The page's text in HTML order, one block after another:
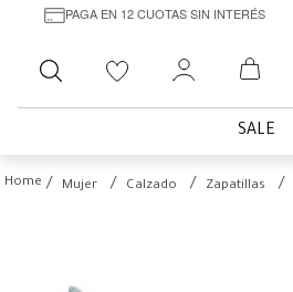
PAGA EN 12 CUOTAS SIN INTERÉS
Buscar
SALE
Mujer Calzado Zapatillas